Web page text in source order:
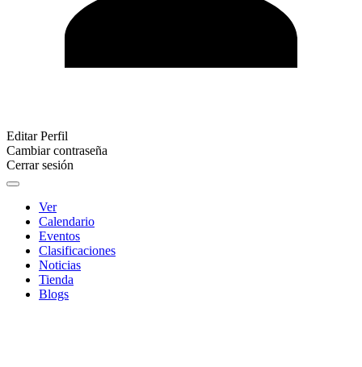
Editar Perfil
Cambiar contraseña
Cerrar sesión
Ver
Calendario
Eventos
Clasificaciones
Noticias
Tienda
Blogs